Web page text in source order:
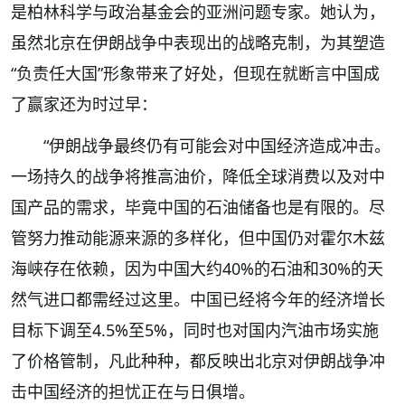
是柏林科学与政治基金会的亚洲问题专家。她认为，
虽然北京在伊朗战争中表现出的战略克制，为其塑造
“负责任大国”形象带来了好处，但现在就断言中国成
了赢家还为时过早：
“伊朗战争最终仍有可能会对中国经济造成冲击。
一场持久的战争将推高油价，降低全球消费以及对中
国产品的需求，毕竟中国的石油储备也是有限的。尽
管努力推动能源来源的多样化，但中国仍对霍尔木兹
海峡存在依赖，因为中国大约40%的石油和30%的天
然气进口都需经过这里。中国已经将今年的经济增长
目标下调至4.5%至5%，同时也对国内汽油市场实施
了价格管制，凡此种种，都反映出北京对伊朗战争冲
击中国经济的担忧正在与日俱增。